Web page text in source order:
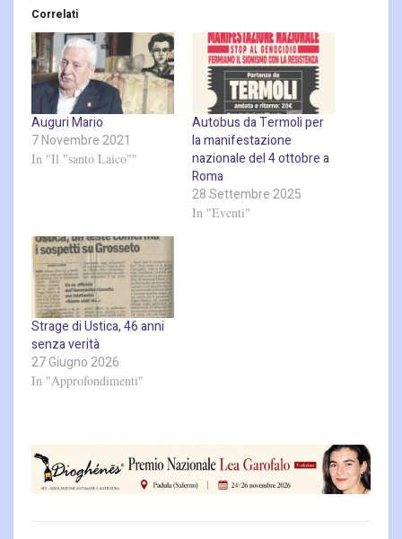
Correlati
Auguri Mario
7 Novembre 2021
In "Il "santo Laico""
Autobus da Termoli per
la manifestazione
nazionale del 4 ottobre a
Roma
28 Settembre 2025
In "Eventi"
Strage di Ustica, 46 anni
senza verità
27 Giugno 2026
In "Approfondimenti"